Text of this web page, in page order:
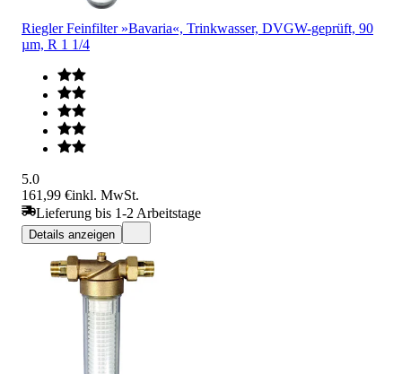
Riegler Feinfilter »Bavaria«, Trinkwasser, DVGW-geprüft, 90
µm, R 1 1/4
5.0
161,99 €inkl. MwSt.
Lieferung bis 1-2 Arbeitstage
Details anzeigen